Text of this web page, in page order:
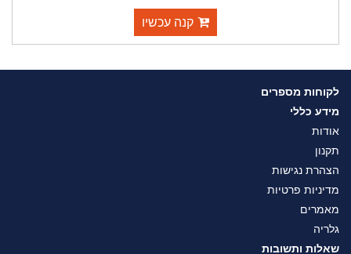
קנה עכשיו
לקוחות מספרים
מידע כללי
אודות
תקנון
הצהרת נגישות
מדיניות פרטיות
מאמרים
גלריה
שאלות ותשובות